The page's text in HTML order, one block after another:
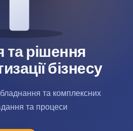
рішення
бізнесу
та комплексних
та процеси